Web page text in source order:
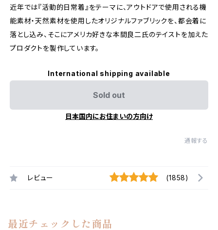
近年では『活動的日常着』をテーマに、アウトドアで使用される機
能素材・天然素材を使用したオリジナルファブリックを、都会着に
落とし込み、そこにアメリカ好きな本間良二氏のテイストを加えた
プロダクトを製作しています。
International shipping available
Sold out
日本国内にお住まいの方向け
通報する
レビュー (1858)
最近チェックした商品